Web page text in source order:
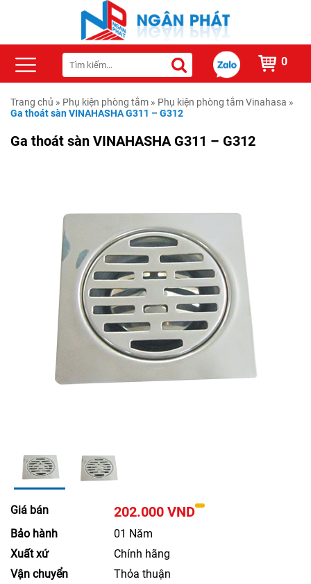
0
Trang chủ » Phụ kiện phòng tắm » Phụ kiện phòng tắm Vinahasa »
Ga thoát sàn VINAHASHA G311 – G312
Ga thoát sàn VINAHASHA G311 – G312
Giá bán 202.000 VND
Bảo hành
01 Năm
Xuất xứ
Chính hãng
Vận chuyển
Thỏa thuận